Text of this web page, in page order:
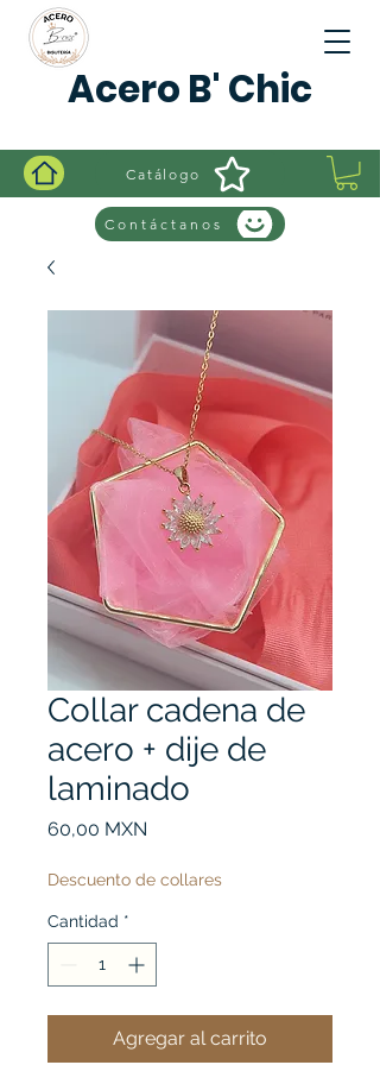
Acero B' Chic
Catálogo
Contáctanos
Collar cadena de
acero + dije de
laminado
60,00 MXN
Descuento de collares
Cantidad *
Agregar al carrito